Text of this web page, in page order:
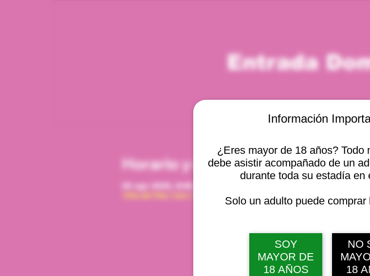
Información
¿Eres mayor de 18 años? Todo
debe asistir acompañado de un
durante toda su estadía en
Solo un adulto puede comprar
SOY
MAYOR DE
18 AÑOS
NO
18
Entrada
Horario y ubicación
09 ago 2026, 8:00 p. m. – 10 ago 2026, 9:00 p. m.
Viña del Mar, Cam. Internacional 2440, 2541754 Viña del Mar,